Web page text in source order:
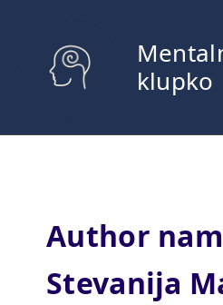
sadržaj
klupko
Author
Stevanija